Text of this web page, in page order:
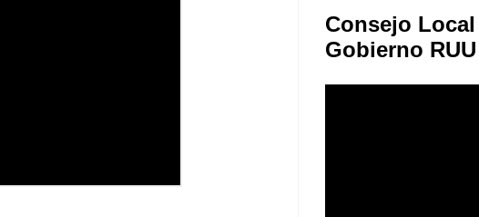
Consejo
Gobierno RUU